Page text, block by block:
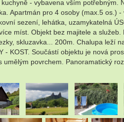
- vybavena vším
Apartmán pro 4 osoby (max.5
sezení, lehátka, uzamykatelná
míst. Objekt bez majitele a
skluzavka... 200m. Chalupa leží
KOST. Součástí objektu je nová
povrchem. Panoramatický